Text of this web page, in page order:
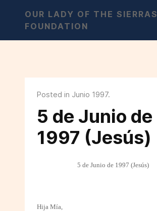
OUR LADY OF THE SIERRAS
FOUNDATION
Posted in Junio 1997.
5 de Junio de
1997 (Jesús)
5 de Junio de 1997 (Jesús)
Hija Mía,